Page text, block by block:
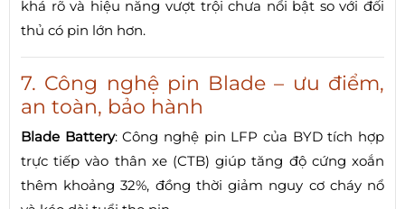
khá rõ và hiệu năng vượt trội chưa nổi bật so với đối
thủ có pin lớn hơn.
7. Công nghệ pin Blade – ưu điểm,
an toàn, bảo hành
Blade Battery: Công nghệ pin LFP của BYD tích hợp
trực tiếp vào thân xe (CTB) giúp tăng độ cứng xoắn
thêm khoảng 32%, đồng thời giảm nguy cơ cháy nổ